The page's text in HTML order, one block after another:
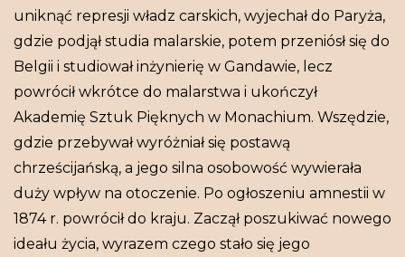
uniknąć represji władz carskich, wyjechał do Paryża,
gdzie podjął studia malarskie, potem przeniósł się do
Belgii i studiował inżynierię w Gandawie, lecz
powrócił wkrótce do malarstwa i ukończył
Akademię Sztuk Pięknych w Monachium. Wszędzie,
gdzie przebywał wyróżniał się postawą
chrześcijańską, a jego silna osobowość wywierała
duży wpływ na otoczenie. Po ogłoszeniu amnestii w
1874 r. powrócił do kraju. Zaczął poszukiwać nowego
ideału życia, wyrazem czego stało się jego